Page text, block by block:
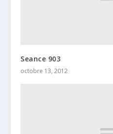
Seance 903
octobre 13, 2012